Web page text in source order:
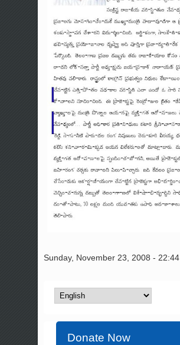
Sunday, November 23, 2008 - 22:44
Donate Now